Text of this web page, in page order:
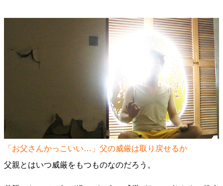
「お父さんかっこいい…」父の威厳は取り戻せるか
父親とはいつ威厳をもつものなのだろう。